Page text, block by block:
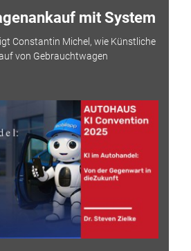
mit System
Constantin Michel, wie Künstliche
von Gebrauchtwagen